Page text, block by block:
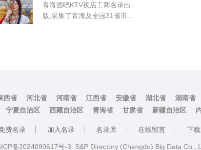
青海酒吧KTV夜店工商名录出
版,采集了青海及全国31省市...
西省 河北省 河南省 江西省 安徽省 湖北省 湖南省
宁夏自治区 西藏自治区 青海省 甘肃省 新疆自治区
费名录 加入名录 名录库 在线留言 下
备2024090617号-3 S&P Directory (Chengdu) Big Data Co.,